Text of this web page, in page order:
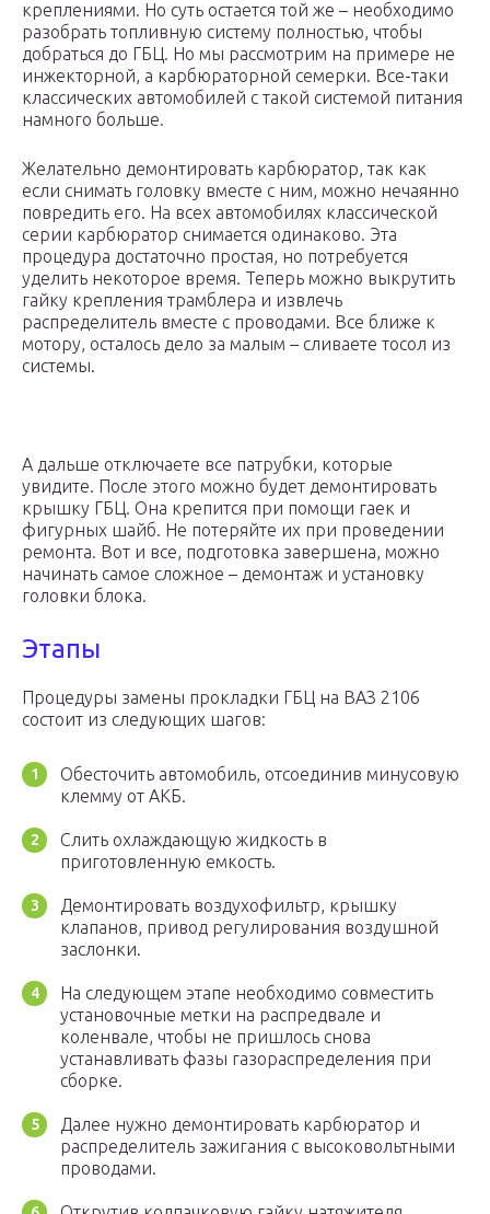
креплениями. Но суть остается той же – необходимо
разобрать топливную систему полностью, чтобы
добраться до ГБЦ. Но мы рассмотрим на примере не
инжекторной, а карбюраторной семерки. Все-таки
классических автомобилей с такой системой питания
намного больше.
Желательно демонтировать карбюратор, так как
если снимать головку вместе с ним, можно нечаянно
повредить его. На всех автомобилях классической
серии карбюратор снимается одинаково. Эта
процедура достаточно простая, но потребуется
уделить некоторое время. Теперь можно выкрутить
гайку крепления трамблера и извлечь
распределитель вместе с проводами. Все ближе к
мотору, осталось дело за малым – сливаете тосол из
системы.
А дальше отключаете все патрубки, которые
увидите. После этого можно будет демонтировать
крышку ГБЦ. Она крепится при помощи гаек и
фигурных шайб. Не потеряйте их при проведении
ремонта. Вот и все, подготовка завершена, можно
начинать самое сложное – демонтаж и установку
головки блока.
Этапы
Процедуры замены прокладки ГБЦ на ВАЗ 2106
состоит из следующих шагов:
Обесточить автомобиль, отсоединив минусовую
клемму от АКБ.
Слить охлаждающую жидкость в
приготовленную емкость.
Демонтировать воздухофильтр, крышку
клапанов, привод регулирования воздушной
заслонки.
На следующем этапе необходимо совместить
установочные метки на распредвале и
коленвале, чтобы не пришлось снова
устанавливать фазы газораспределения при
сборке.
Далее нужно демонтировать карбюратор и
распределитель зажигания с высоковольтными
проводами.